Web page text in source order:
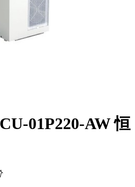
01P220-AW 恒